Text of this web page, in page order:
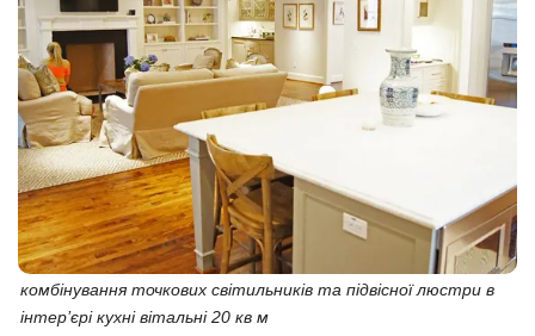
комбінування точкових світильників та підвісної люстри в
інтер’єрі кухні вітальні 20 кв м